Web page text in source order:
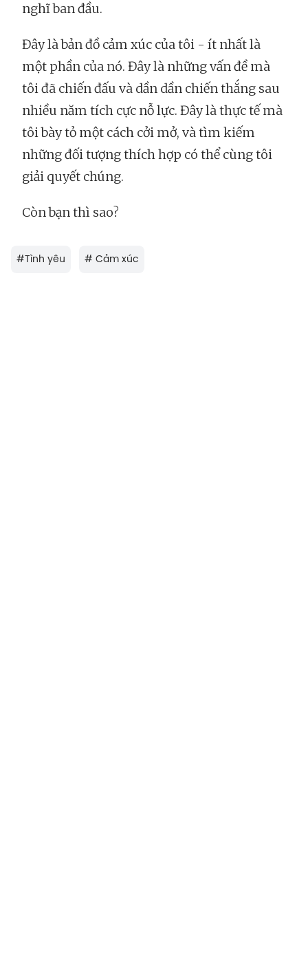
nghĩ ban đầu.
Đây là bản đồ cảm xúc của tôi - ít nhất là
một phần của nó. Đây là những vấn đề mà
tôi đã chiến đấu và dần dần chiến thắng sau
nhiều năm tích cực nỗ lực. Đây là thực tế mà
tôi bày tỏ một cách cởi mở, và tìm kiếm
những đối tượng thích hợp có thể cùng tôi
giải quyết chúng.
Còn bạn thì sao?
#Tình yêu # Cảm xúc